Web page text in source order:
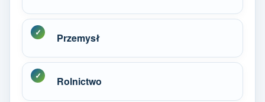
Przemysł
Rolnictwo